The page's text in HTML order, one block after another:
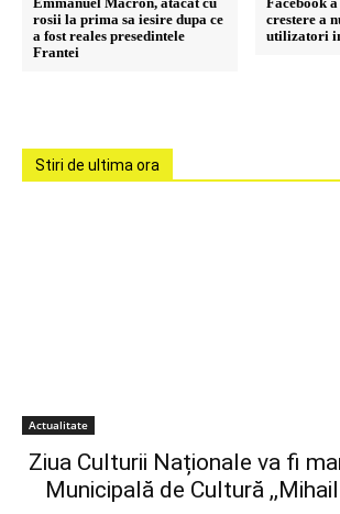
rosii la prima sa iesire dupa ce
a fost reales presedintele
Frantei
crestere a
utilizatori
Stiri de ultima ora
Actualitate
Ziua Culturii Naționale va fi
Municipală de Cultură